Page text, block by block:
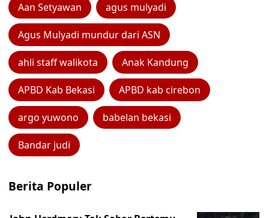
Aan Setyawan agus mulyadi
Agus Mulyadi mundur dari ASN
ahli staff walikota Anak Kandung
APBD Kab Bekasi APBD kab cirebon
argo yuwono babelan bekasi
Bandar judi
Berita Populer